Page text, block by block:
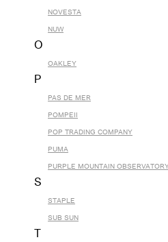
NOVESTA
NUW
O
OAKLEY
P
PAS DE MER
POMPEII
POP TRADING COMPANY
PUMA
PURPLE MOUNTAIN
S
STAPLE
SUB SUN